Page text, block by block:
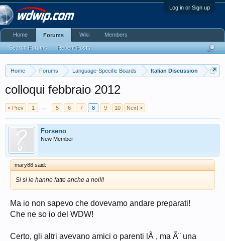
Log in or Sign up
Home Forums Language-Specific Boards Italian Discussion
colloqui febbraio 2012
< Prev 1 ← 5 6 7 8 9 10 Next >
Forseno
New Member
mary88 said:
Si si le hanno fatte anche a noi!!!
Ma io non sapevo che dovevamo andare preparati!
Che ne so io del WDW!
Certo, gli altri avevano amici o parenti lÃ , ma Ã¨ una
Home Forums
Search Forums Recent Posts
Wiki Members